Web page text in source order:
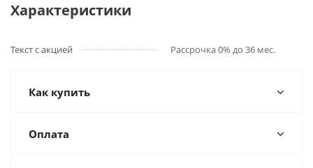
Характеристики
Текст с акцией Рассрочка 0% до 36 мес.
Как купить
Оплата